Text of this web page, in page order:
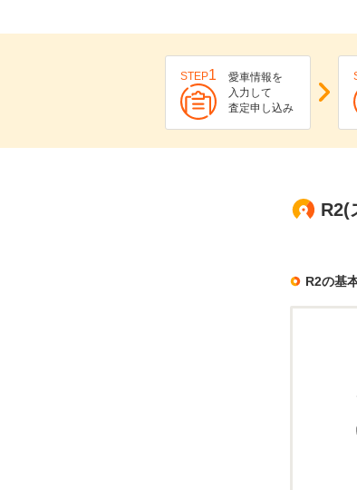
STEP1
愛車情報を
入力して
査定申し込み
R2(
R2の基